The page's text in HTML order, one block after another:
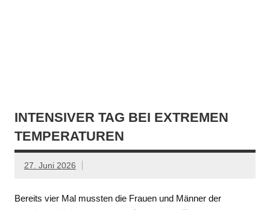
INTENSIVER TAG BEI EXTREMEN
TEMPERATUREN
27. Juni 2026
Bereits vier Mal mussten die Frauen und Männer der